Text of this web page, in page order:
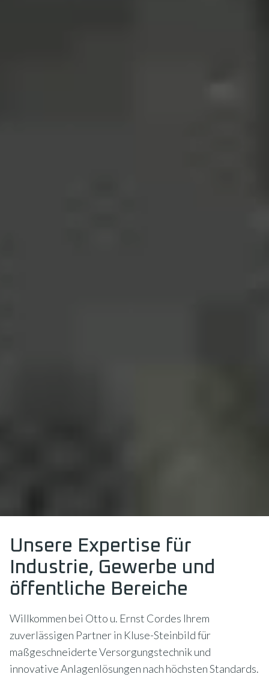
Unsere Expertise für
Industrie, Gewerbe und
öffentliche Bereiche
Willkommen bei Otto u. Ernst Cordes Ihrem
zuverlässigen Partner in Kluse-Steinbild für
maßgeschneiderte Versorgungstechnik und
innovative Anlagenlösungen nach höchsten Standards.